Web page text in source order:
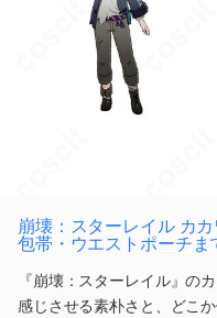
崩壊：スターレイル カ
包帯・ウエストポーチま
『崩壊：スターレイル』の
感じさせる素朴さと、どこ